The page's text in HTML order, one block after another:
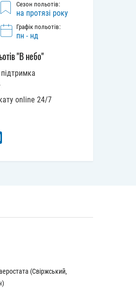
Сезон польотів:
на протязі року
Графік польотів:
пн - нд
"В небо"
online 24/7
(Свіржський,